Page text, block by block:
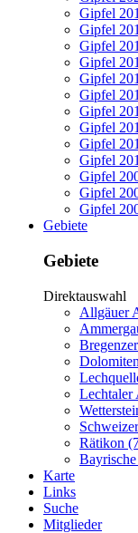
Gipfel
Gipfel
Gipfel
Gipfel
Gipfel
Gipfel
Gipfel
Gipfel
Gipfel
Gipfel
Gipfel
Gipfel
Gipfel
Gebiete
Gebiete
Direktauswahl
Allgäuer
Lechtaler
Rätikon
Karte
Links
Suche
Mitglieder